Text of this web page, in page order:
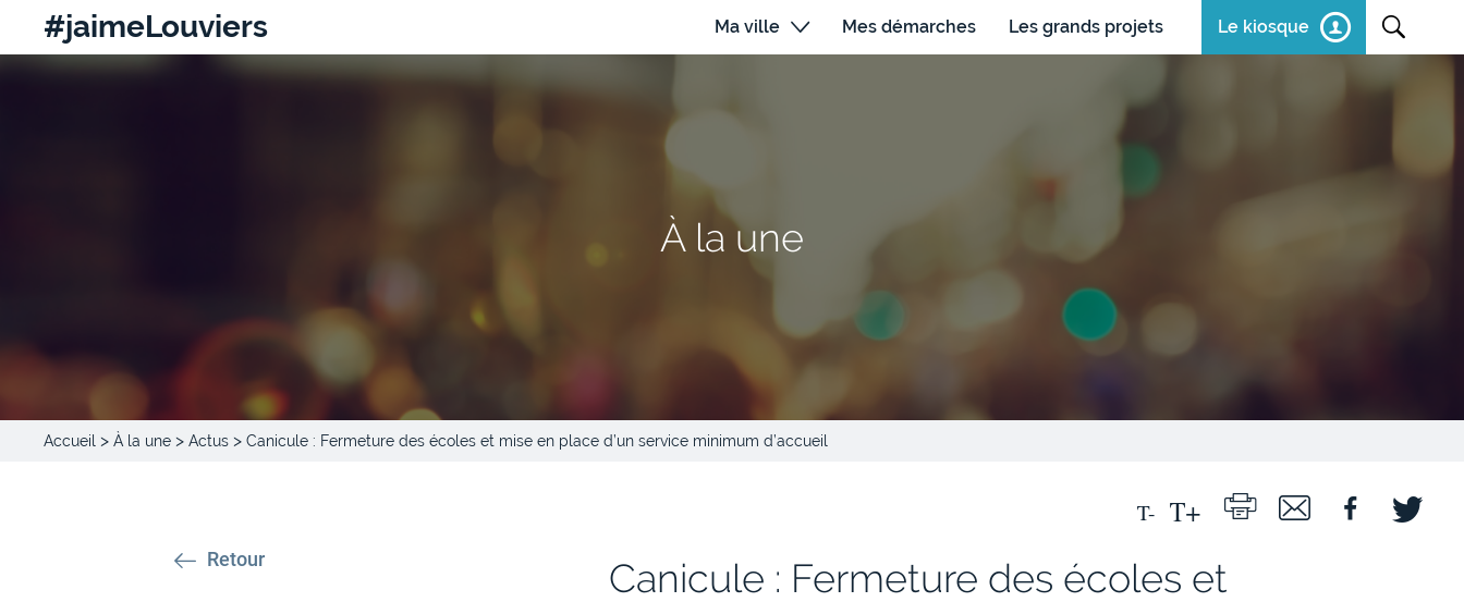
#jaimeLouviers Ma ville Mes démarches Les grands projets Le kiosque
À la une
Accueil > À la une > Actus > Canicule : Fermeture des écoles et mise en place d’un service minimum d’accueil
Retour
Canicule : Fermeture des écoles et